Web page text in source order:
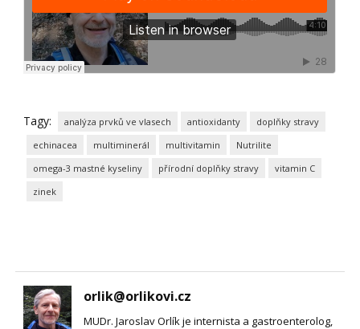
Tagy: analýza prvků ve vlasech antioxidanty
doplňky stravy
echinacea
multiminerál multivitamin
Nutrilite
omega-3 mastné kyseliny
přírodní doplňky stravy
vitamin C
zinek
orlik@orlikovi.cz
MUDr. Jaroslav Orlík je internista a gastroenterolog,